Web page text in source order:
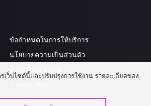
ข้อกำหนดในการให้บริการ
นโยบายความเป็นส่วนตัว
ส่งผลงานของคุณ
เว็บไซต์นี้และปรับปรุงการใช้งาน รายละเอียดของ